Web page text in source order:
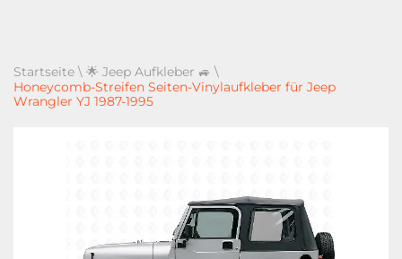
Startseite \ 🌟 Jeep Aufkleber 🚙 \
Honeycomb-Streifen Seiten-Vinylaufkleber für Jeep
Wrangler YJ 1987-1995